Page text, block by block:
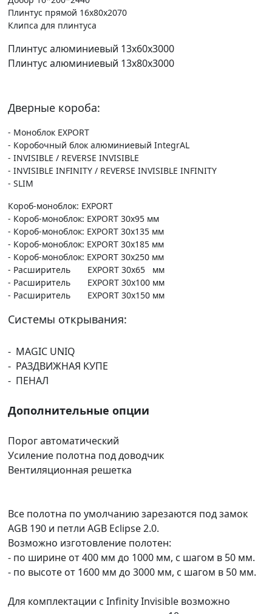
Плинтус прямой 16х80х2070
Клипса для плинтуса
Плинтус алюминиевый 13х60х3000
Плинтус алюминиевый 13х80х3000
Дверные короба:
- Моноблок EXPORT
- Коробочный блок алюминиевый IntegrAL
- INVISIBLE / REVERSE INVISIBLE
- INVISIBLE INFINITY / REVERSE INVISIBLE INFINITY
- SLIM
Короб-моноблок: EXPORT
- Короб-моноблок: EXPORT 30х95 мм
- Короб-моноблок: EXPORT 30х135 мм
- Короб-моноблок: EXPORT 30х185 мм
- Короб-моноблок: EXPORT 30х250 мм
- Расширитель EXPORT 30х65 мм
- Расширитель EXPORT 30х100 мм
- Расширитель EXPORT 30х150 мм
Системы открывания:
- MAGIC UNIQ
- РАЗДВИЖНАЯ КУПЕ
- ПЕНАЛ
Дополнительные опции
Порог автоматический
Усиление полотна под доводчик
Вентиляционная решетка
Все полотна по умолчанию зарезаются под замок
AGB 190 и петли AGB Eclipse 2.0.
Возможно изготовление полотен:
- по ширине от 400 мм до 1000 мм, с шагом в 50 мм.
- по высоте от 1600 мм до 3000 мм, с шагом в 50 мм.
Для комплектации с Infinity Invisible возможно